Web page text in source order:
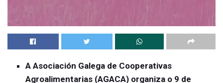
A Asociación Galega de Cooperativas
Agroalimentarias (AGACA) organiza o 9 de